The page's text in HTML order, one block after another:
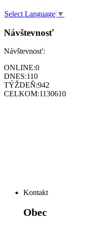
Select Language ▼
Návštevnosť
Návštevnosť:
ONLINE:0
DNES:110
TÝŽDEŇ:942
CELKOM:1130610
Kontakt
Obec